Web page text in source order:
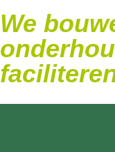
We